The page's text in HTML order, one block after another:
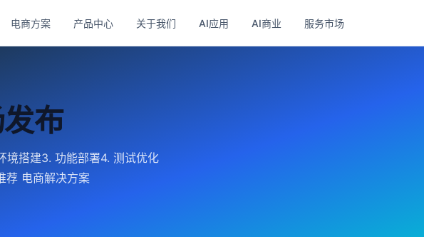
电商方案 产品中心 关于我们 AI应用 AI商业 服务市场
布
境搭建3. 功能部署4. 测试优化
荐 电商解决方案